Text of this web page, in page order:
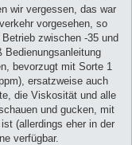
wir vergessen, das war
vorgesehen, so
zwischen -35 und
Bedienungsanleitung
bevorzugt mit Sorte 1
ersatzweise auch
die Viskosität und alle
und gucken, mit
(allerdings eher in der
verfügbar.